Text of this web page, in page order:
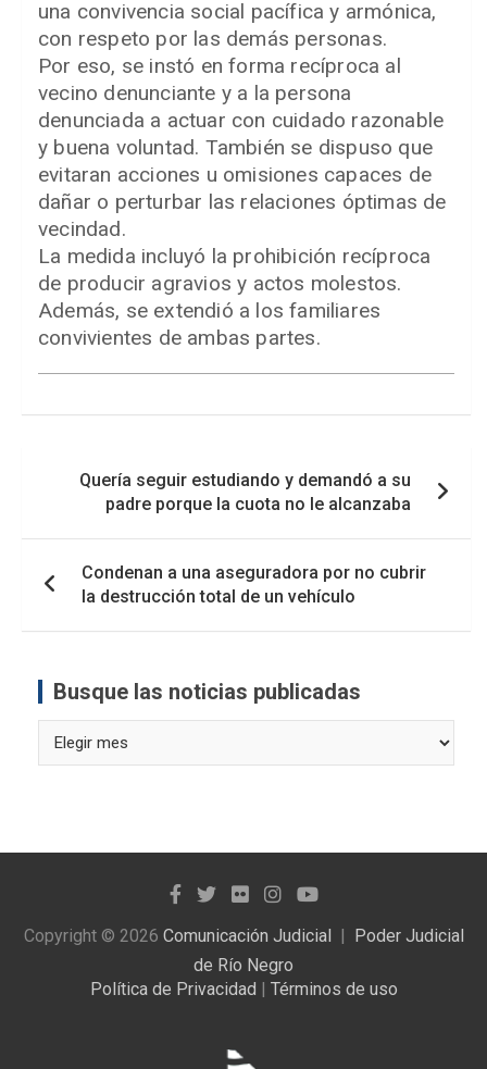
una convivencia social pacífica y armónica,
con respeto por las demás personas.
Por eso, se instó en forma recíproca al
vecino denunciante y a la persona
denunciada a actuar con cuidado razonable
y buena voluntad. También se dispuso que
evitaran acciones u omisiones capaces de
dañar o perturbar las relaciones óptimas de
vecindad.
La medida incluyó la prohibición recíproca
de producir agravios y actos molestos.
Además, se extendió a los familiares
convivientes de ambas partes.
entradas
Quería seguir estudiando y demandó a su
padre porque la cuota no le alcanzaba
Condenan a una aseguradora por no cubrir
la destrucción total de un vehículo
Busque las noticias publicadas
las
Copyright © 2026 Comunicación Judicial
Poder Judicial
de Río Negro
Política de Privacidad
Términos de uso